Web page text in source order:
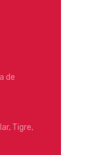
de
Tigre,